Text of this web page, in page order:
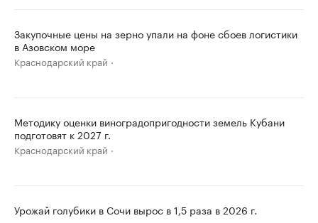
Закупочные цены на зерно упали на фоне сбоев логистики
в Азовском море
Краснодарский край
Методику оценки виноградопригодности земель Кубани
подготовят к 2027 г.
Краснодарский край
Урожай голубики в Сочи вырос в 1,5 раза в 2026 г.